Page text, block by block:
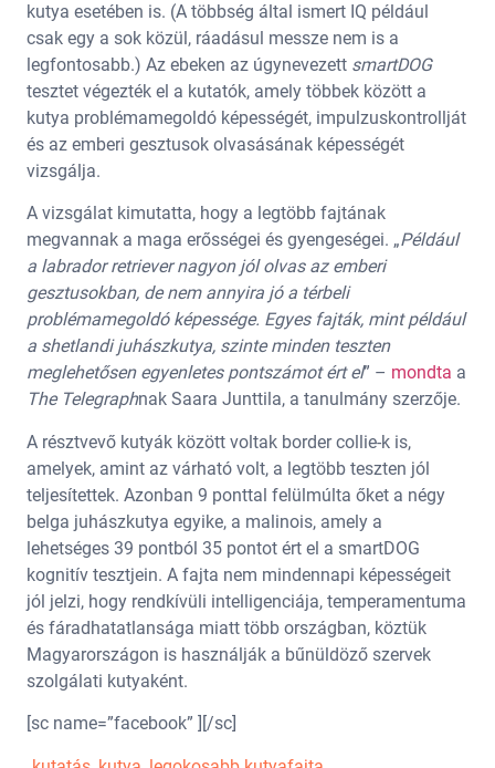
kutya esetében is. (A többség által ismert IQ például
csak egy a sok közül, ráadásul messze nem is a
legfontosabb.) Az ebeken az úgynevezett smartDOG
tesztet végezték el a kutatók, amely többek között a
kutya problémamegoldó képességét, impulzuskontrollját
és az emberi gesztusok olvasásának képességét
vizsgálja.
A vizsgálat kimutatta, hogy a legtöbb fajtának
megvannak a maga erősségei és gyengeségei. „Például
a labrador retriever nagyon jól olvas az emberi
gesztusokban, de nem annyira jó a térbeli
problémamegoldó képessége. Egyes fajták, mint például
a shetlandi juhászkutya, szinte minden teszten
meglehetősen egyenletes pontszámot ért el” – mondta a
The Telegraphnak Saara Junttila, a tanulmány szerzője.
A résztvevő kutyák között voltak border collie-k is,
amelyek, amint az várható volt, a legtöbb teszten jól
teljesítettek. Azonban 9 ponttal felülmúlta őket a négy
belga juhászkutya egyike, a malinois, amely a
lehetséges 39 pontból 35 pontot ért el a smartDOG
kognitív tesztjein. A fajta nem mindennapi képességeit
jól jelzi, hogy rendkívüli intelligenciája, temperamentuma
és fáradhatatlansága miatt több országban, köztük
Magyarországon is használják a bűnüldöző szervek
szolgálati kutyaként.
[sc name=”facebook” ][/sc]